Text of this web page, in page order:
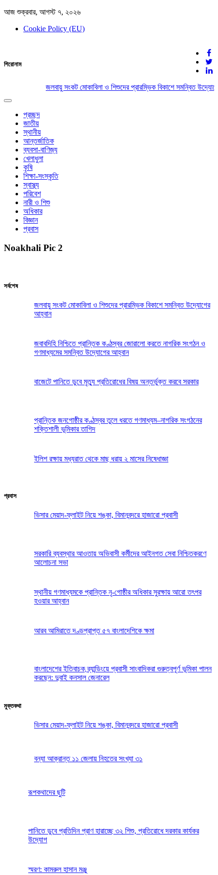
আজ শুক্রবার, আগস্ট ৭, ২০২৬
Cookie Policy (EU)
দেশের খবর
যুক্ত থাকুন দেশের সঙ্গে
শিরোনাম
জলবায়ু সংকট মোকাবিলা ও শিশুদের প্রারম্ভিক বিকাশে সমন্বিত
Toggle
navigation
প্রচ্ছদ
জাতীয়
স্থানীয়
আন্তর্জাতিক
ব্যবসা-বাণিজ্য
খেলাধুলা
কৃষি
শিক্ষা-সংস্কৃতি
স্বাস্থ্য
পরিবেশ
নারী ও শিশু
অধিকার
বিজ্ঞান
প্রবাস
Noakhali Pic 2
সর্বশেষ
জলবায়ু সংকট মোকাবিলা ও শিশুদের প্রারম্ভিক বিকাশে সমন্বিত উদ্যোগের
আহ্বান
জবাবদিহি নিশ্চিতে প্রান্তিক কণ্ঠস্বর জোরালো করতে নাগরিক সংগঠন ও
গণমাধ্যমের সমন্বিত উদ্যোগের আহ্বান
বাজেটে পানিতে ডুবে মৃত্যু প্রতিরোধের বিষয় অন্তর্ভুক্ত করবে সরকার
প্রান্তিক জনগোষ্ঠীর কণ্ঠস্বর তুলে ধরতে গণমাধ্যম–নাগরিক সংগঠনের
শক্তিশালী ভূমিকার তাগিদ
ইলিশ রক্ষায় মধ্যরাত থেকে মাছ ধরায় ২ মাসের নিষেধাজ্ঞা
প্রবাস
ভিসার মেয়াদ-ফ্লাইট নিয়ে শঙ্কা, বিমানবন্দরে হাজারো প্রবাসী
সরকারি ব্যবস্থার আওতায় অভিবাসী কর্মীদের আইনগত সেবা নিশ্চিতকরণে
আলোচনা সভা
স্থানীয় গণমাধ্যমকে প্রান্তিক নৃ-গোষ্ঠীর অধিকার সুরক্ষায় আরো তৎপর
হওয়ার আহ্বান
আরব আমিরাতে দণ্ডপ্রাপ্ত ৫৭ বাংলাদেশিকে ক্ষমা
বাংলাদেশের ইতিবাচক ব্র্যান্ডিংয়ে প্রবাসী সাংবাদিকরা গুরুত্বপূর্ণ ভূমিকা পালন
করছেন: দুবাই কনসাল জেনারেল
মুক্তকথা
ভিসার মেয়াদ-ফ্লাইট নিয়ে শঙ্কা, বিমানবন্দরে হাজারো প্রবাসী
বন্যা আক্রান্ত ১১ জেলায় নিহতের সংখ্যা ৩১
রূপকথাদের ছুটি
পানিতে ডুবে প্রতিদিন প্রাণ হারাচ্ছে ৩২ শিশু, প্রতিরোধে দরকার কার্যকর
উদ্যোগ
স্মরণ: কামরুল হাসান মঞ্জু